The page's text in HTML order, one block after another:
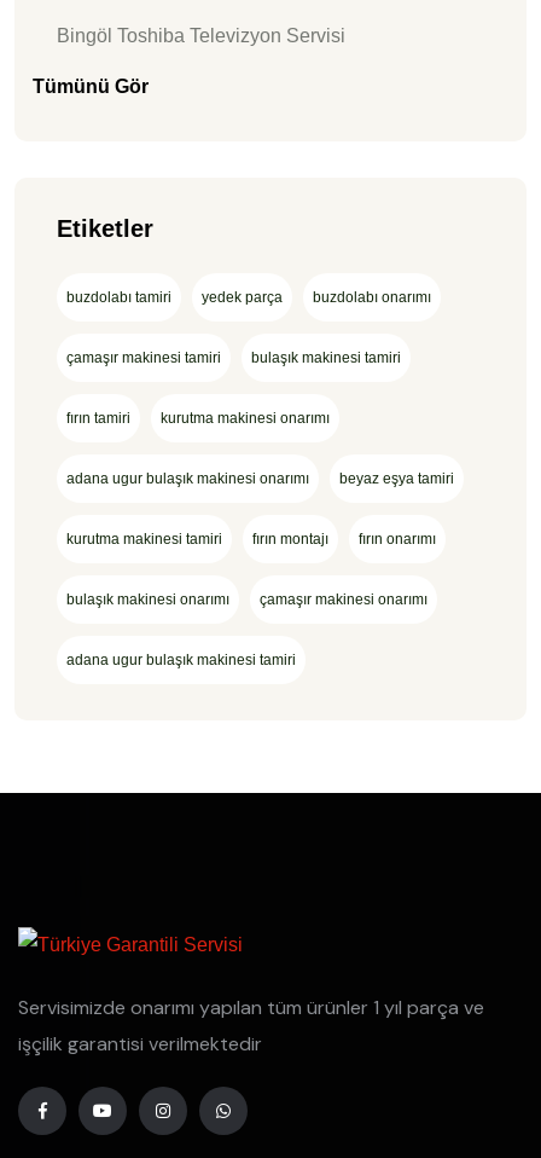
Bingöl Toshiba Televizyon Servisi
Tümünü Gör
Etiketler
buzdolabı tamiri yedek parça buzdolabı onarımı
çamaşır makinesi tamiri bulaşık makinesi tamiri
fırın tamiri kurutma makinesi onarımı
adana ugur bulaşık makinesi onarımı beyaz eşya tamiri
kurutma makinesi tamiri fırın montajı fırın onarımı
bulaşık makinesi onarımı çamaşır makinesi onarımı
adana ugur bulaşık makinesi tamiri
Servisimizde onarımı yapılan tüm ürünler 1 yıl parça ve
işçilik garantisi verilmektedir